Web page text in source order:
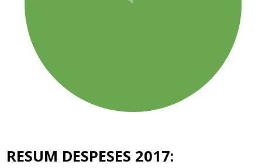
RESUM DESPESES 2017: